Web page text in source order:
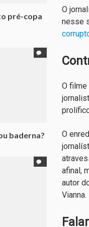
O
nesse
O filme
O
afinal,
autor
Vianna.
pré-copa
baderna?